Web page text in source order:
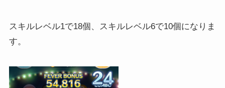
スキルレベル1で18個、スキルレベル6で10個になりま
す。